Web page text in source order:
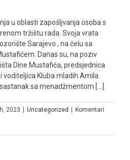
u oblasti zapošljvanja osoba s
tržištu rada. Svoja vrata
Sarajevo , na čelu sa
Danas su, na poziv
Dine Mustafića, predsjednica
voditeljica Kluba mladih Amila
sa menadžmentom [...]
2023 | Uncategorized | Komentari